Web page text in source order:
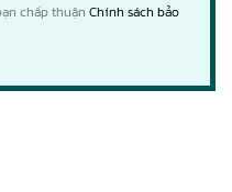
chấp thuận Chính sách bảo